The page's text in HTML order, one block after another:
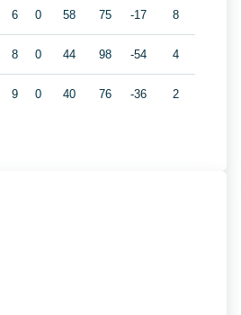
6 0 58 75 -17 8
8 0 44 98 -54 4
9 0 40 76 -36 2